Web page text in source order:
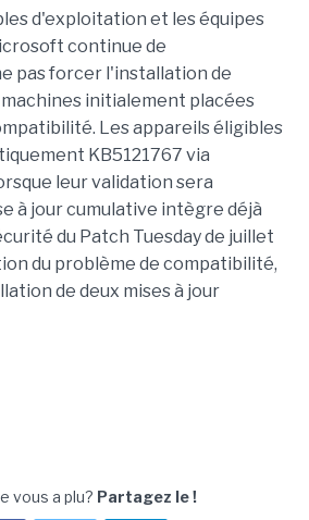
d'exploitation et les équipes
continue de
pas forcer l'installation de
machines initialement placées
Les appareils éligibles
KB5121767 via
leur validation sera
à jour cumulative intègre déjà
du Patch Tuesday de juillet
du problème de compatibilité,
de deux mises à jour
vous a plu? Partagez le !